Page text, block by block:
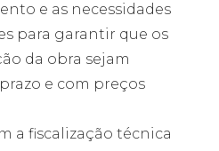
e as necessidades
para garantir que os
da obra sejam
e com preços
a fiscalização técnica